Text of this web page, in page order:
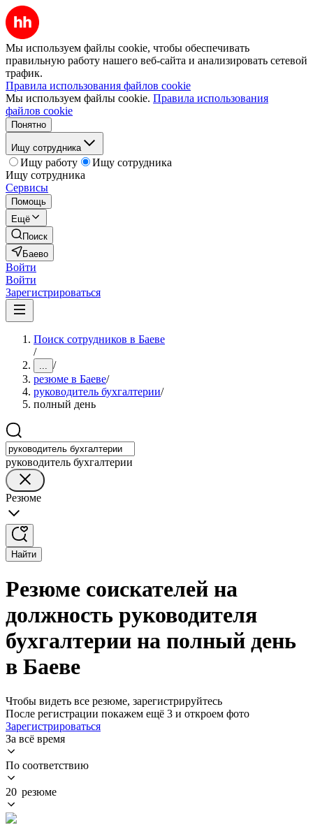
Мы используем файлы cookie, чтобы обеспечивать
правильную работу нашего веб-сайта и анализировать сетевой
трафик.
Правила использования файлов cookie
Мы используем файлы cookie. Правила использования
файлов cookie
Понятно
Ищу сотрудника
Ищу работу
Ищу сотрудника
Ищу сотрудника
Сервисы
Помощь
Ещё
Поиск
Баево
Войти
Войти
Зарегистрироваться
Поиск сотрудников в Баеве
/
... /
резюме в Баеве/
руководитель бухгалтерии/
полный день
руководитель бухгалтерии
Резюме
Найти
Резюме соискателей на
должность руководителя
бухгалтерии на полный день
в Баеве
Чтобы видеть все резюме, зарегистрируйтесь
После регистрации покажем ещё 3 и откроем фото
Зарегистрироваться
За всё время
По соответствию
20 резюме